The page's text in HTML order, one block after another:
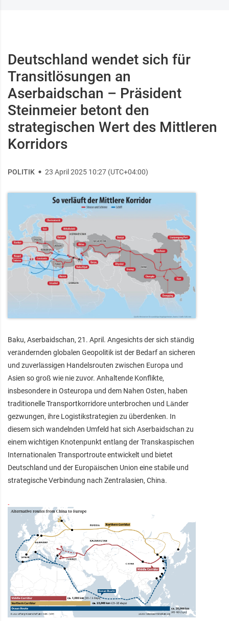
Deutschland wendet sich für
Transitlösungen an
Aserbaidschan – Präsident
Steinmeier betont den
strategischen Wert des Mittleren
Korridors
POLITIK 23 April 2025 10:27 (UTC+04:00)
Baku, Aserbaidschan, 21. April. Angesichts der sich ständig
verändernden globalen Geopolitik ist der Bedarf an sicheren
und zuverlässigen Handelsrouten zwischen Europa und
Asien so groß wie nie zuvor. Anhaltende Konflikte,
insbesondere in Osteuropa und dem Nahen Osten, haben
traditionelle Transportkorridore unterbrochen und Länder
gezwungen, ihre Logistikstrategien zu überdenken. In
diesem sich wandelnden Umfeld hat sich Aserbaidschan zu
einem wichtigen Knotenpunkt entlang der Transkaspischen
Internationalen Transportroute entwickelt und bietet
Deutschland und der Europäischen Union eine stabile und
strategische Verbindung nach Zentralasien, China.